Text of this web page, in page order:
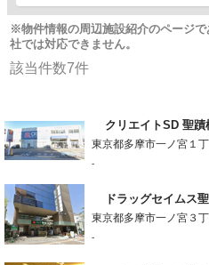
※物件情報の周辺施設紹介のページ
社では対応できません。
該当件数7件
クリエイトSD 聖蹟
東京都多摩市一ノ宮１
-
ドラッグセイムス
東京都多摩市一ノ宮３
-